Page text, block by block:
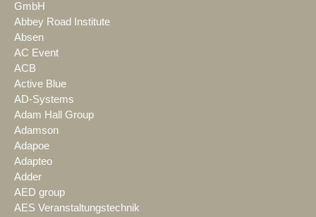
GmbH
Abbey Road Institute
Absen
AC Event
ACB
Active Blue
AD-Systems
Adam Hall Group
Adamson
Adapoe
Adapteo
Adder
AED group
AES Veranstaltungstechnik